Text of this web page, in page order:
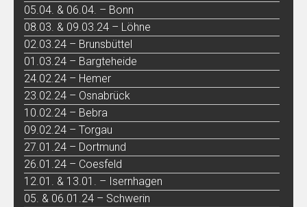
05.04. & 06.04. – Bonn
08.03. & 09.03.24 – Löhne
02.03.24 – Brunsbüttel
01.03.24 – Bargteheide
24.02.24 – Hemer
23.02.24 – Osnabrück
10.02.24 – Bebra
09.02.24 – Torgau
27.01.24 – Dortmund
26.01.24 – Coesfeld
12.01. & 13.01. – Isernhagen
05. & 06.01.24 – Schwerin